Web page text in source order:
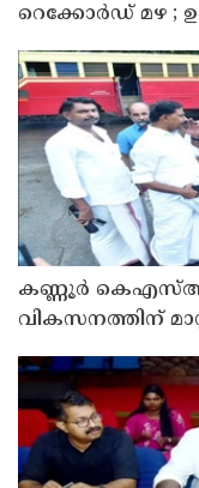
റെക്കോർഡ് മഴ ;
കണ്ണൂർ
വികസനത്തിന്